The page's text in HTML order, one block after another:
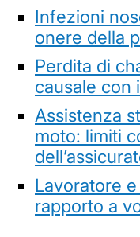
Infezioni
onere della
Perdita di
causale con
Assistenza
moto: limiti
Lavoratore
rapporto a